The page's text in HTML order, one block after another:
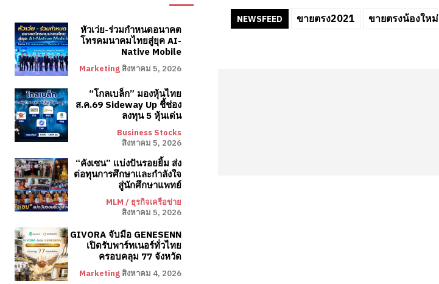
หัวเว่ย-ร่วมกำหนดอนาคต
โทรคมนาคมไทยสู่ยุค AI-
Native Mobile
Marketing สิงหาคม 5, 2026
“โกลเบล็ก” มองหุ้นไทย
ส.ค.69 Sideway Up ชี้ช่อง
ลงทุน 5 หุ้นเด่น
Business Stocks
สิงหาคม 5, 2026
“คังเซน” แบ่งปันรอยยิ้ม ส่ง
ต่อทุนการศึกษาและกำลังใจ
สู่นักศึกษาแพทย์
MLM / ธุรกิจเครือข่าย
สิงหาคม 5, 2026
GIVORA จับมือ GENESENN
เปิดรับพาร์ทเนอร์ทั่วไทย
ครอบคลุม 77 จังหวัด
Marketing สิงหาคม 4, 2026
NEWSFEED ขายตรง2021 ขายตรงน้องใหม่